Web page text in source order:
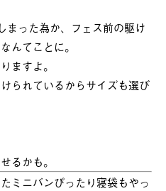
まった為か、フェス前の駆け
んてことに。
ますよ。
られているからサイズも選び
るかも。
ミニバンぴったり寝袋もやっ